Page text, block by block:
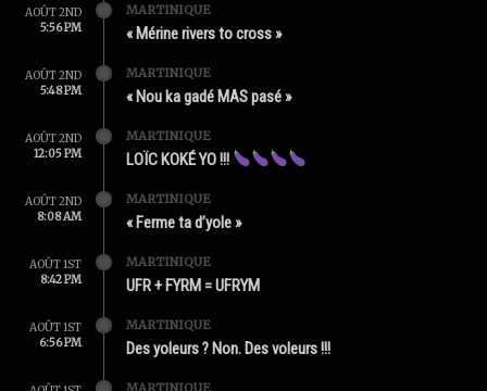
AOÛT 2ND
5:56 PM
MARTINIQUE
« Mérine rivers to cross »
AOÛT 2ND
5:48 PM
MARTINIQUE
« Nou ka gadé MAS pasé »
AOÛT 2ND
12:05 PM
MARTINIQUE
LOÏC KOKÉ YO !!!
AOÛT 2ND
8:08 AM
MARTINIQUE
« Ferme ta d’yole »
AOÛT 1ST
8:42 PM
MARTINIQUE
UFR + FYRM = UFRYM
AOÛT 1ST
6:56 PM
MARTINIQUE
Des yoleurs ? Non. Des voleurs !!!
MARTINIQUE